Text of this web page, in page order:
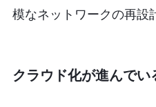
模なネットワークの再設
クラウド化が進んでい